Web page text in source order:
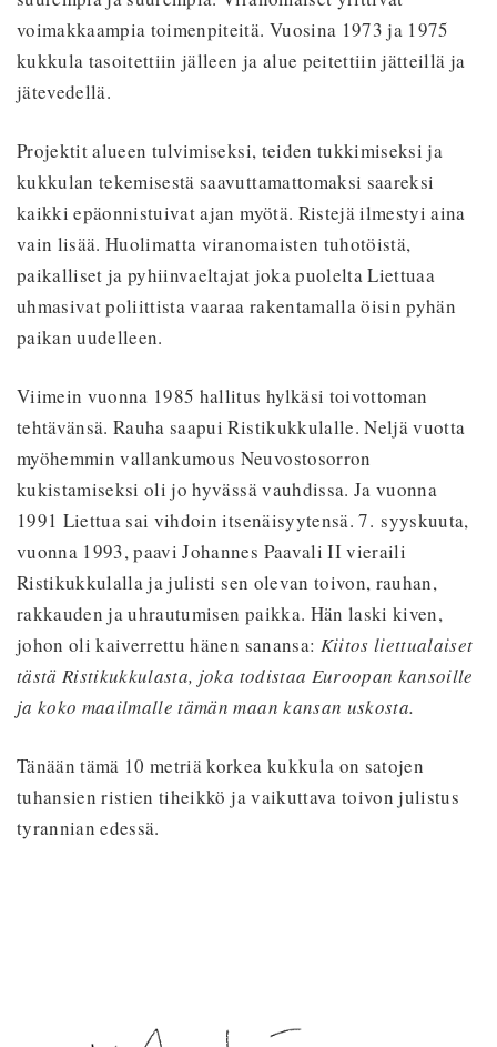
voimakkaampia toimenpiteitä. Vuosina 1973 ja 1975
kukkula tasoitettiin jälleen ja alue peitettiin jätteillä ja
jätevedellä.
Projektit alueen tulvimiseksi, teiden tukkimiseksi ja
kukkulan tekemisestä saavuttamattomaksi saareksi
kaikki epäonnistuivat ajan myötä. Ristejä ilmestyi aina
vain lisää. Huolimatta viranomaisten tuhotöistä,
paikalliset ja pyhiinvaeltajat joka puolelta Liettuaa
uhmasivat poliittista vaaraa rakentamalla öisin pyhän
paikan uudelleen.
Viimein vuonna 1985 hallitus hylkäsi toivottoman
tehtävänsä. Rauha saapui Ristikukkulalle. Neljä vuotta
myöhemmin vallankumous Neuvostosorron
kukistamiseksi oli jo hyvässä vauhdissa. Ja vuonna
1991 Liettua sai vihdoin itsenäisyytensä. 7. syyskuuta,
vuonna 1993, paavi Johannes Paavali II vieraili
Ristikukkulalla ja julisti sen olevan toivon, rauhan,
rakkauden ja uhrautumisen paikka. Hän laski kiven,
johon oli kaiverrettu hänen sanansa: Kiitos liettualaiset
tästä Ristikukkulasta, joka todistaa Euroopan kansoille
ja koko maailmalle tämän maan kansan uskosta.
Tänään tämä 10 metriä korkea kukkula on satojen
tuhansien ristien tiheikkö ja vaikuttava toivon julistus
tyrannian edessä.